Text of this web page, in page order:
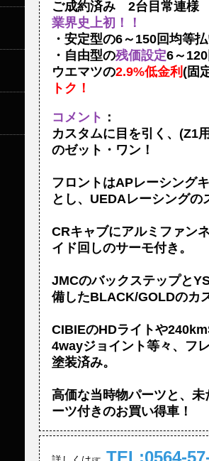
ご成約済み 2台目常連
業界史上初！！
・安定型の6～150回均等
・自由型の残価設定6～
ウエマツの2.9%低金利 (固
トク！
コメント ：
カスタムに目を引く、(Z1
のゼット・ワン！
フロントはAPレーシング
とし、UEDAレーシングの
CRキャブにアルミファン
イド回しのサーモ付き。
JMCのバックステップと
備したBLACK/GOLDのカ
CIBIEのHDライトや
4wayジョイント等々、フ
塗装済み。
高価な当時物パーツと、
ーツ付きのお買い得車！
TEL:0564-